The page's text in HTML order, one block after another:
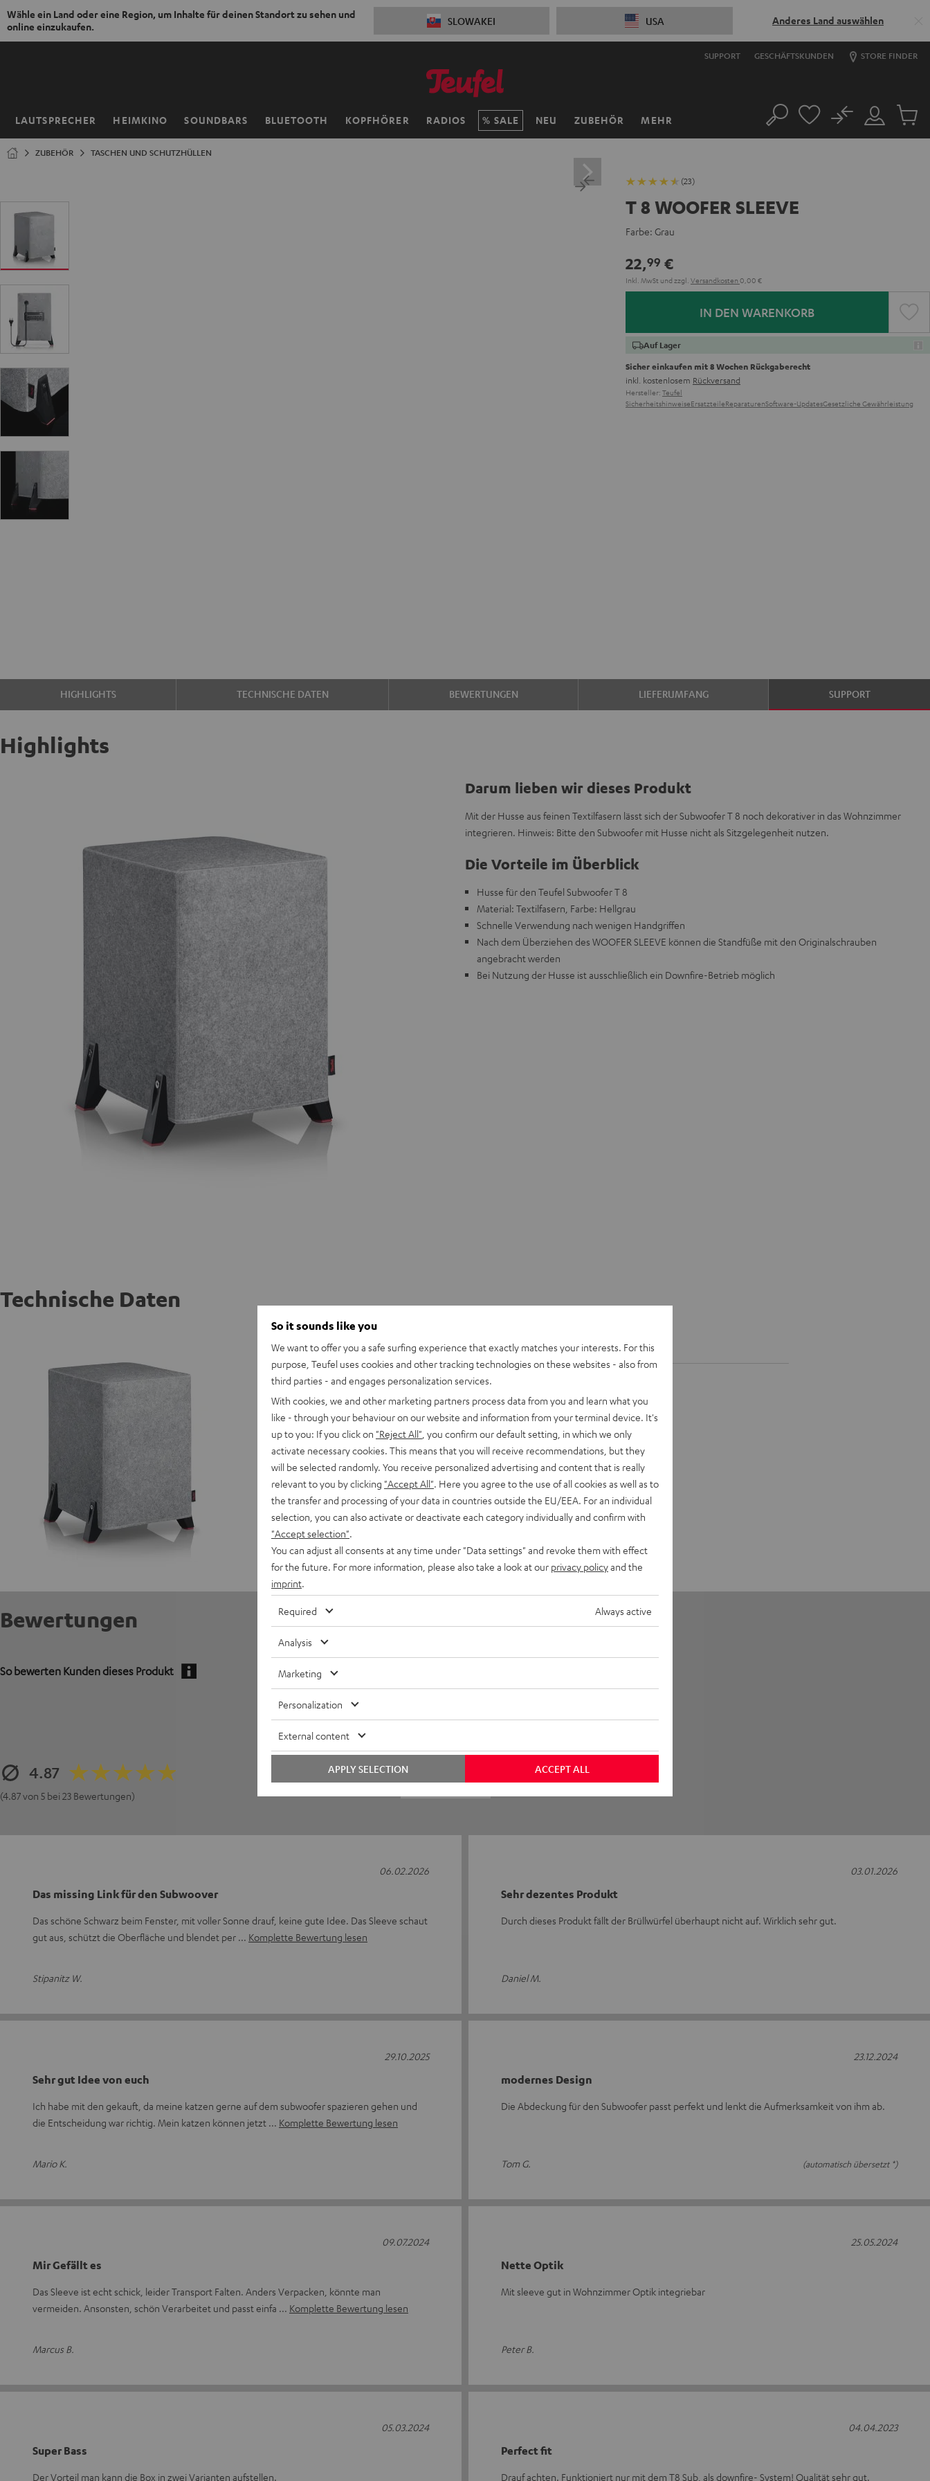
Wähle ein Land oder eine Region, um Inhalte für deinen Standort zu sehen und
online einzukaufen.
SLOWAKEI USA Anderes Land auswählen
ZUM
SUPPORT GESCHÄFTSKUNDEN STORE FINDER
LAUTSPRECHER HEIMKINO SOUNDBARS BLUETOOTH KOPFHÖRER RADIOS SALE NEU ZUBEHÖR MEHR
Startseite Suche
Mein
Konto
No
Artikel
ZUBEHÖR TASCHEN UND SCHUTZHÜLLEN
(23)
T 8 WOOFER SLEEVE
Farbe: Grau
22,99 €
Inkl. MwSt und zzgl. Versandkosten 0,00 €
IN DEN WARENKORB
Auf Lager
Sicher einkaufen mit 8 Wochen Rückgaberecht
inkl. kostenlosem Rückversand
Hersteller: Teufel
SicherheitshinweiseErsatzteileReparaturenSoftware-UpdatesGesetzliche Gewährleistung
HIGHLIGHTS TECHNISCHE DATEN BEWERTUNGEN LIEFERUMFANG SUPPORT
Highlights
Darum lieben wir dieses Produkt
Mit der Husse aus feinen Textilfasern lässt sich der Subwoofer T 8 noch dekorativer in das Wohnzimmer
integrieren. Hinweis: Bitte den Subwoofer mit Husse nicht als Sitzgelegenheit nutzen.
Die Vorteile im Überblick
Husse für den Teufel Subwoofer T 8
Material: Textilfasern, Farbe: Hellgrau
Schnelle Verwendung nach wenigen Handgriffen
Nach dem Überziehen des WOOFER SLEEVE können die Standfüße mit den Originalschrauben
angebracht werden
Bei Nutzung der Husse ist ausschließlich ein Downfire-Betrieb möglich
Technische Daten
T 8 WOOFER SLEEVE
Bewertungen
So bewerten Kunden dieses Produkt
4.87
(4.87 von 5 bei 23 Bewertungen)
2
Das missing Link für den Subwoover
Das schöne Schwarz beim Fenster, mit voller Sonne drauf, keine gute Idee. Das Sleeve schaut
gut aus, schützt die Oberfläche und blendet per
Komplette Bewertung lesen
Stipanitz W.
06.02.2026
Sehr dezentes Produkt
Durch dieses Produkt fällt der Brüllwürfel überhaupt nicht auf. Wirklich sehr gut.
Daniel M.
03.01.2026
Sehr gut Idee von euch
Ich habe mit den gekauft, da meine katzen gerne auf dem subwoofer spazieren gehen und
die Entscheidung war richtig. Mein katzen können jetzt
Komplette Bewertung lesen
Mario K.
29.10.2025
modernes Design
Die Abdeckung für den Subwoofer passt perfekt und lenkt die Aufmerksamkeit von ihm ab.
Tom G. (automatisch übersetzt *)
23.12.2024
Mir Gefällt es
Das Sleeve ist echt schick, leider Transport Falten. Anders Verpacken, könnte man
vermeiden. Ansonsten, schön Verarbeitet und passt einfa
Komplette Bewertung lesen
Marcus B.
09.07.2024
Nette Optik
Mit sleeve gut in Wohnzimmer Optik integriebar
Peter B.
25.05.2024
Super Bass
Der Vorteil man kann die Box in zwei Varianten aufstellen.
05.03.2024
Perfect fit
Drauf achten. Funktioniert nur mit dem T8 Sub, als downfire- System! Qualität sehr gut.
04.04.2023
So it sounds like you
We want to offer you a safe surfing experience that exactly matches your interests. For this
purpose, Teufel uses cookies and other tracking technologies on these websites - also from
third parties - and engages personalization services.
With cookies, we and other marketing partners process data from you and learn what you
like - through your behaviour on our website and information from your terminal device. It's
up to you: If you click on "Reject All" , you confirm our default setting, in which we only
activate necessary cookies. This means that you will receive recommendations, but they
will be selected randomly. You receive personalized advertising and content that is really
relevant to you by clicking "Accept All" . Here you agree to the use of all cookies as well as to
the transfer and processing of your data in countries outside the EU/EEA. For an individual
selection, you can also activate or deactivate each category individually and confirm with
"Accept selection"
You can adjust all consents at any time under "Data settings" and revoke them with effect
for the future. For more information, please also take a look at our privacy policyand the
imprint
Required Always active
Analysis
Marketing
Personalization
External content
ACCEPT ALL
APPLY SELECTION